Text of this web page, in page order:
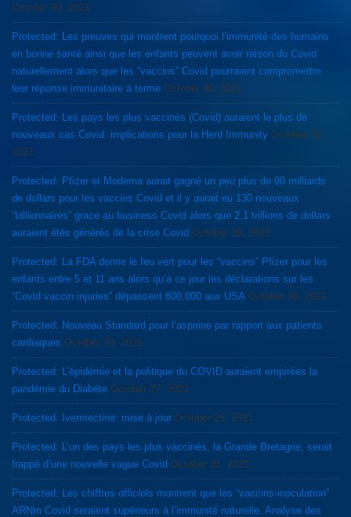
October 30, 2021
Protected: Les preuves qui montrent pourquoi l’immunité des humains
en bonne santé ainsi que les enfants peuvent avoir raison du Covid
naturellement alors que les “vaccins” Covid pourraient compromettre
leur réponse immunitaire à terme October 30, 2021
Protected: Les pays les plus vaccinés (Covid) auraient le plus de
nouveaux cas Covid: implications pour la Herd Immunity October 30,
2021
Protected: Pfizer et Moderna aurait gagné un peu plus de 90 milliards
de dollars pour les vaccins Covid et il y aurait eu 130 nouveaux
“billionnaires” grace au business Covid alors que 2.1 trillions de dollars
auraient étés générés de la crise Covid October 30, 2021
Protected: La FDA donne le feu vert pour les “vaccins” Pfizer pour les
enfants entre 5 et 11 ans alors qu’à ce jour les déclarations sur les
“Covid vaccin injuries” dépassent 800,000 aux USA October 30, 2021
Protected: Nouveau Standard pour l’aspirine par rapport aux patients
cardiaques October 30, 2021
Protected: L’épidémie et la politique du COVID auraient empirées la
pandémie du Diabète October 27, 2021
Protected: Ivermectine: mise à jour October 26, 2021
Protected: L’un des pays les plus vaccinés, la Grande Bretagne, serait
frappé d’une nouvelle vague Covid October 21, 2021
Protected: Les chiffres officiels montrent que les “vaccins-inoculation”
ARNm Covid seraient supérieurs à l’immunité naturelle. Analyse des